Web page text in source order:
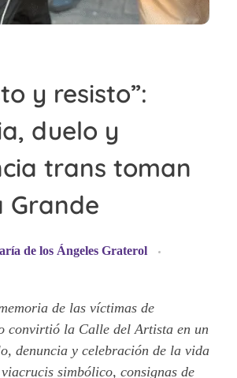
y resisto”:
duelo y
trans toman
Grande
de los Ángeles Graterol
de las víctimas de
convirtió la Calle del Artista en un
denuncia y celebración de la vida
simbólico, consignas de